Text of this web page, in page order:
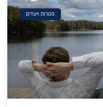
מטרות ויעדים